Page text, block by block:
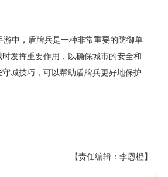
中，盾牌兵是一种非常重要的防御单
发挥重要作用，以确保城市的安全和
城技巧，可以帮助盾牌兵更好地保护
【责任编辑：李恩橙】